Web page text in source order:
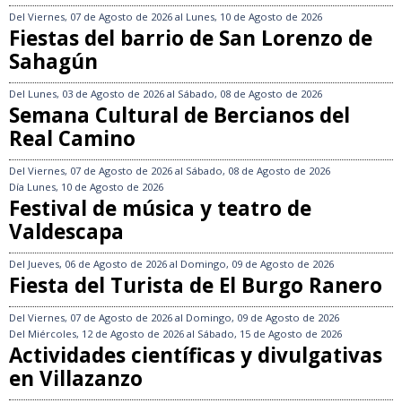
Del Viernes, 07 de Agosto de 2026 al Lunes, 10 de Agosto de 2026
Fiestas del barrio de San Lorenzo de
Sahagún
Del Lunes, 03 de Agosto de 2026 al Sábado, 08 de Agosto de 2026
Semana Cultural de Bercianos del
Real Camino
Del Viernes, 07 de Agosto de 2026 al Sábado, 08 de Agosto de 2026
Día Lunes, 10 de Agosto de 2026
Festival de música y teatro de
Valdescapa
Del Jueves, 06 de Agosto de 2026 al Domingo, 09 de Agosto de 2026
Fiesta del Turista de El Burgo Ranero
Del Viernes, 07 de Agosto de 2026 al Domingo, 09 de Agosto de 2026
Del Miércoles, 12 de Agosto de 2026 al Sábado, 15 de Agosto de 2026
Actividades científicas y divulgativas
en Villazanzo